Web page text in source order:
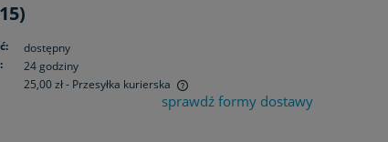
dostępny
24 godziny
25,00 zł- Przesyłka kurierska
sprawdź formy dostawy